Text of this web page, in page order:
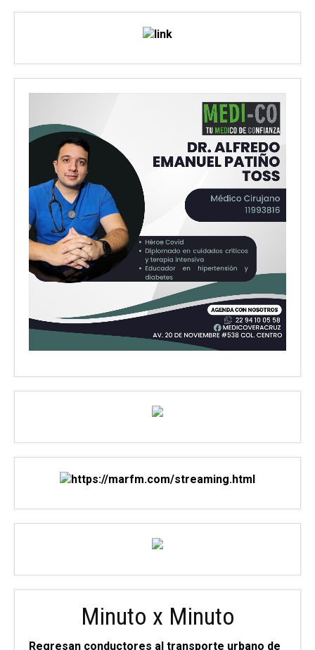
Minuto x Minuto
Regresan conductores al transporte urbano de